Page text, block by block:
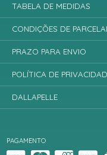
PAGAMENTO
TABELA DE MEDIDAS
CONDIÇÕES DE
PRAZO PARA ENVIO
POLÍTICA DE
DALLAPELLE